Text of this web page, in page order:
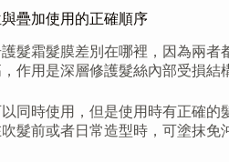
疊加使用的正確順序
髮霜髮膜差別在哪裡，因為兩
作用是深層修護髮絲內部受損結
同時使用，但是使用時有正確的
髮前或者日常造型時，可塗抹免